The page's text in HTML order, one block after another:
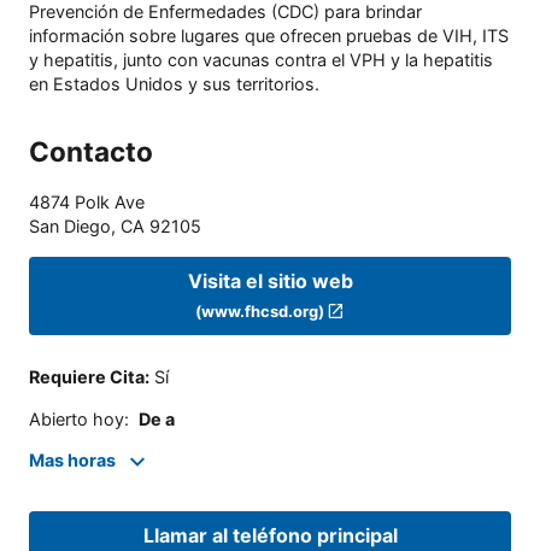
Prevención de Enfermedades (CDC) para brindar
información sobre lugares que ofrecen pruebas de VIH, ITS
y hepatitis, junto con vacunas contra el VPH y la hepatitis
en Estados Unidos y sus territorios.
Contacto
4874 Polk Ave
San Diego, CA 92105
Visita el sitio web
(www.fhcsd.org)
Requiere Cita: Sí
Abierto hoy: De a
Mas horas
Llamar al teléfono principal